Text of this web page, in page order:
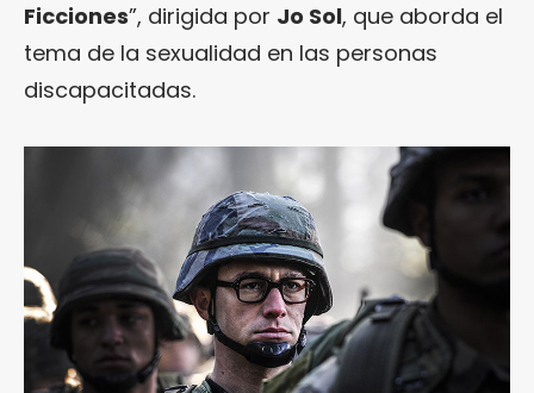
Ficciones”, dirigida por Jo Sol, que aborda el
tema de la sexualidad en las personas
discapacitadas.